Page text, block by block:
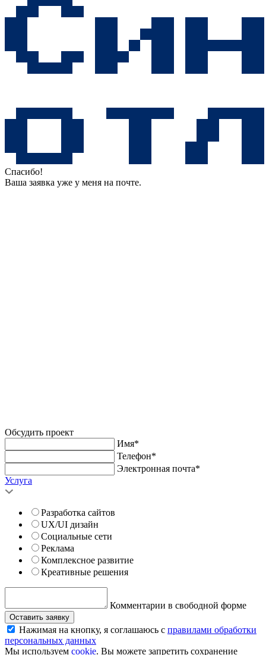
Спасибо!
Ваша заявка уже у меня на почте.
Обсудить проект
Имя*
Телефон*
Электронная почта*
Услуга
Разработка сайтов
UX/UI дизайн
Социальные сети
Реклама
Комплексное развитие
Креативные решения
Комментарии в свободной форме
Оставить заявку
Нажимая на кнопку, я соглашаюсь с правилами обработки
персональных данных
Мы используем cookie. Вы можете запретить сохранение